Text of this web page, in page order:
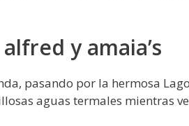
y amaia’s
pasando por la hermosa
aguas termales mientras